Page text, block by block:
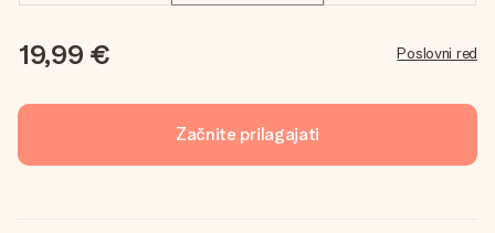
19,99 € Poslovni red
Začnite prilagajati